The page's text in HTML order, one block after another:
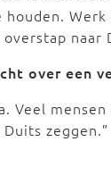
over een
Veel
zeggen.”